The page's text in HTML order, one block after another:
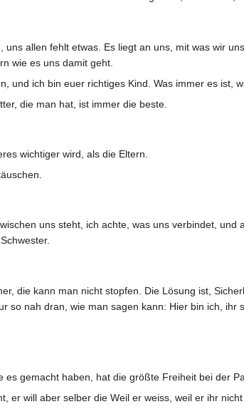
allen fehlt etwas. Es liegt an uns, mit was wir
wie es uns damit geht.
und ich bin euer richtiges Kind. Was immer es ist,
die man hat, ist immer die beste.
wichtiger wird, als die Eltern.
uns steht, ich achte, was uns verbindet,
die kann man nicht stopfen. Die Lösung ist,
so nah dran, wie man sagen kann: Hier bin ich, ihr
es gemacht haben, hat die größte Freiheit bei der
er will aber selber die Weil er weiss, weil er ihr